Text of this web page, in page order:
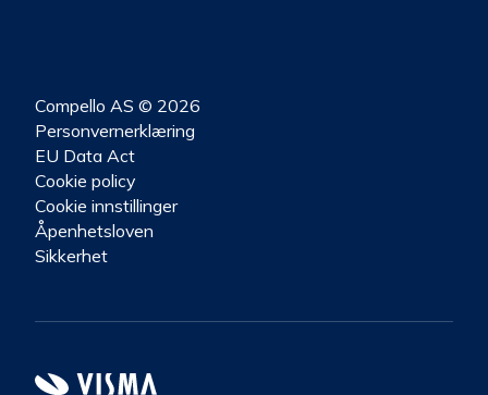
Compello AS © 2026
Personvernerklæring
EU Data Act
Cookie policy
Cookie innstillinger
Åpenhetsloven
Sikkerhet